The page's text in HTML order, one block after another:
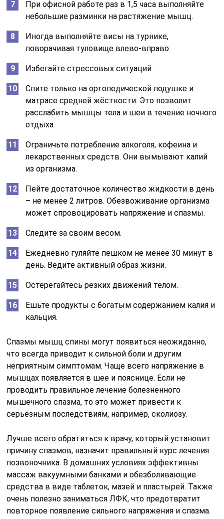
При офисной работе раз в 1,5 часа выполняйте
небольшие разминки на растяжение мышц.
Иногда выполняйте висы на турнике,
поворачивая туловище влево-вправо.
Избегайте стрессовых ситуаций.
Спите только на ортопедической подушке и
матрасе средней жёсткости. Это позволит
расслабить мышцы тела и шеи в течение ночного
отдыха.
Ограничьте потребление алкоголя, кофеина и
лекарственных средств. Они вымывают калий
из организма.
Пейте достаточное количество жидкости в день
– не менее 2 литров. Обезвоживание организма
может спровоцировать напряжение и спазмы.
Следите за своим весом.
Ежедневно гуляйте пешком не менее 30 минут в
день. Ведите активный образ жизни.
Остерегайтесь резких движений телом.
Ешьте продукты с богатым содержанием калия и
кальция.
Спазмы мышц спины могут появиться неожиданно,
что всегда приводит к сильной боли и другим
неприятным симптомам. Чаще всего напряжение в
мышцах появляется в шее и пояснице. Если не
проводить правильное лечение болезненного
мышечного спазма, то это может привести к
серьёзным последствиям, например, сколиозу.
Лучше всего обратиться к врачу, который установит
причину спазмов, назначит правильный курс лечения
позвоночника. В домашних условиях эффективны
массаж вакуумными банками и обезболивающие
средства в виде таблеток, мазей и пластырей. Также
очень полезно заниматься ЛФК, что предотвратит
повторное появление сильного напряжения и спазма.